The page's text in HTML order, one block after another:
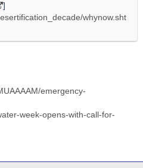
]
whynow.sht
emergency-
week-opens-with-call-for-